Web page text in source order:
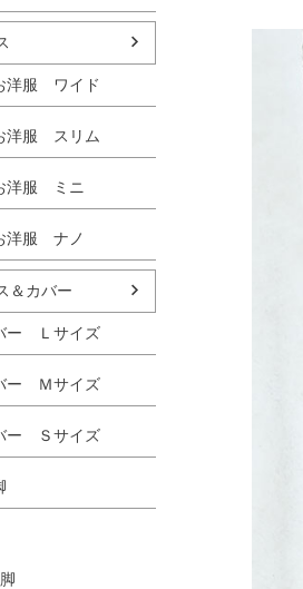
洋服 ワイド
洋服 スリム
洋服 ミニ
洋服 ナノ
＆カバー
ー Ｌサイズ
ー Ｍサイズ
ー Ｓサイズ